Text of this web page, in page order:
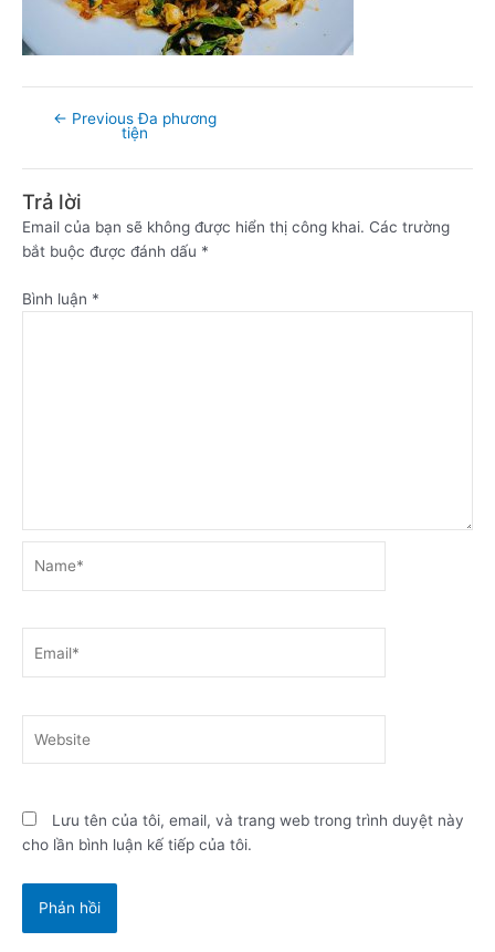
← Previous Đa phương
tiện
Trả lời
Email của bạn sẽ không được hiển thị công khai. Các trường
bắt buộc được đánh dấu *
Bình luận *
Lưu tên của tôi, email, và trang web trong trình duyệt này
cho lần bình luận kế tiếp của tôi.